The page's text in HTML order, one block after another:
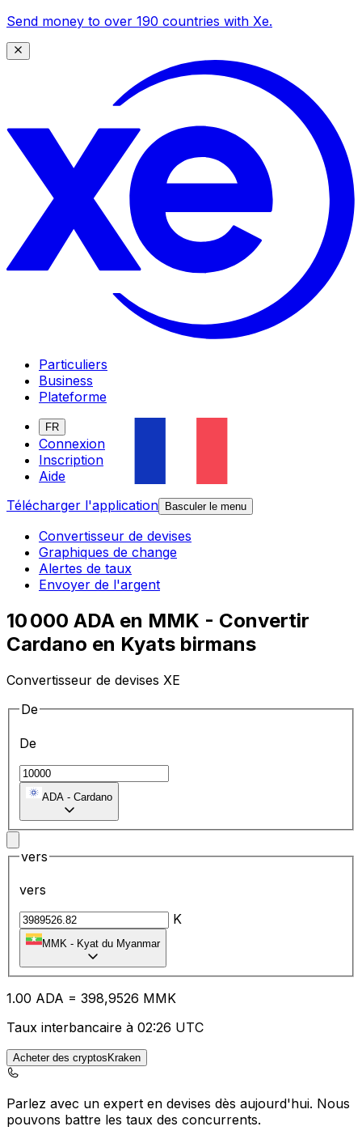
Send money to over 190 countries with Xe.
Particuliers
Business
Plateforme
FR
Connexion
Inscription
Aide
Télécharger l'application
Basculer le menu
Convertisseur de devises
Graphiques de change
Alertes de taux
Envoyer de l'argent
10 000 ADA en MMK - Convertir
Cardano en Kyats birmans
Convertisseur de devises XE
De
De
ADA - Cardano
vers
vers
K
MMK - Kyat du Myanmar
1.00 ADA = 398,9526 MMK
Taux interbancaire à 02:26 UTC
Acheter des cryptosKraken
Parlez avec un expert en devises dès aujourd'hui. Nous
pouvons battre les taux des concurrents.